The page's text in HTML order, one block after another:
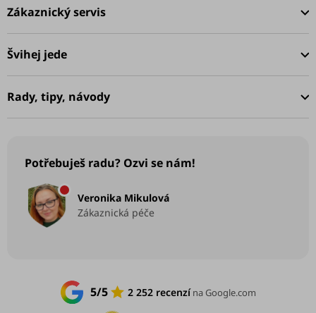
á
p
a
Zákaznický servis
Švihej jede
Rady, tipy, návody
Potřebuješ radu? Ozvi se nám!
Veronika Mikulová
Zákaznická péče
5/5 2 252 recenzína Google.com